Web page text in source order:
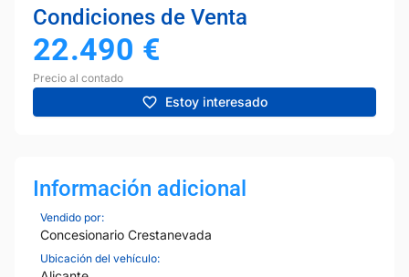
Condiciones de Venta
22.490 €
Precio al contado
Estoy interesado
Información adicional
Vendido por:
Concesionario Crestanevada
Ubicación del vehículo: